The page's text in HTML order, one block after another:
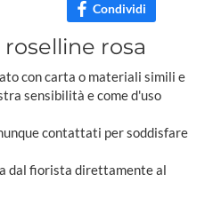
Condividi
rosa
con carta o materiali simili e
sensibilità e come d'uso
contattati per soddisfare
dal fiorista direttamente al